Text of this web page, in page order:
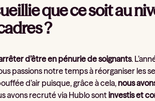
que ce soit au
?
d’être en pénurie de soignants.
passions notre temps à réorganiser les
d’air puisque, grâce à cela, nous
avons recruté via Hublo sontinvestis et